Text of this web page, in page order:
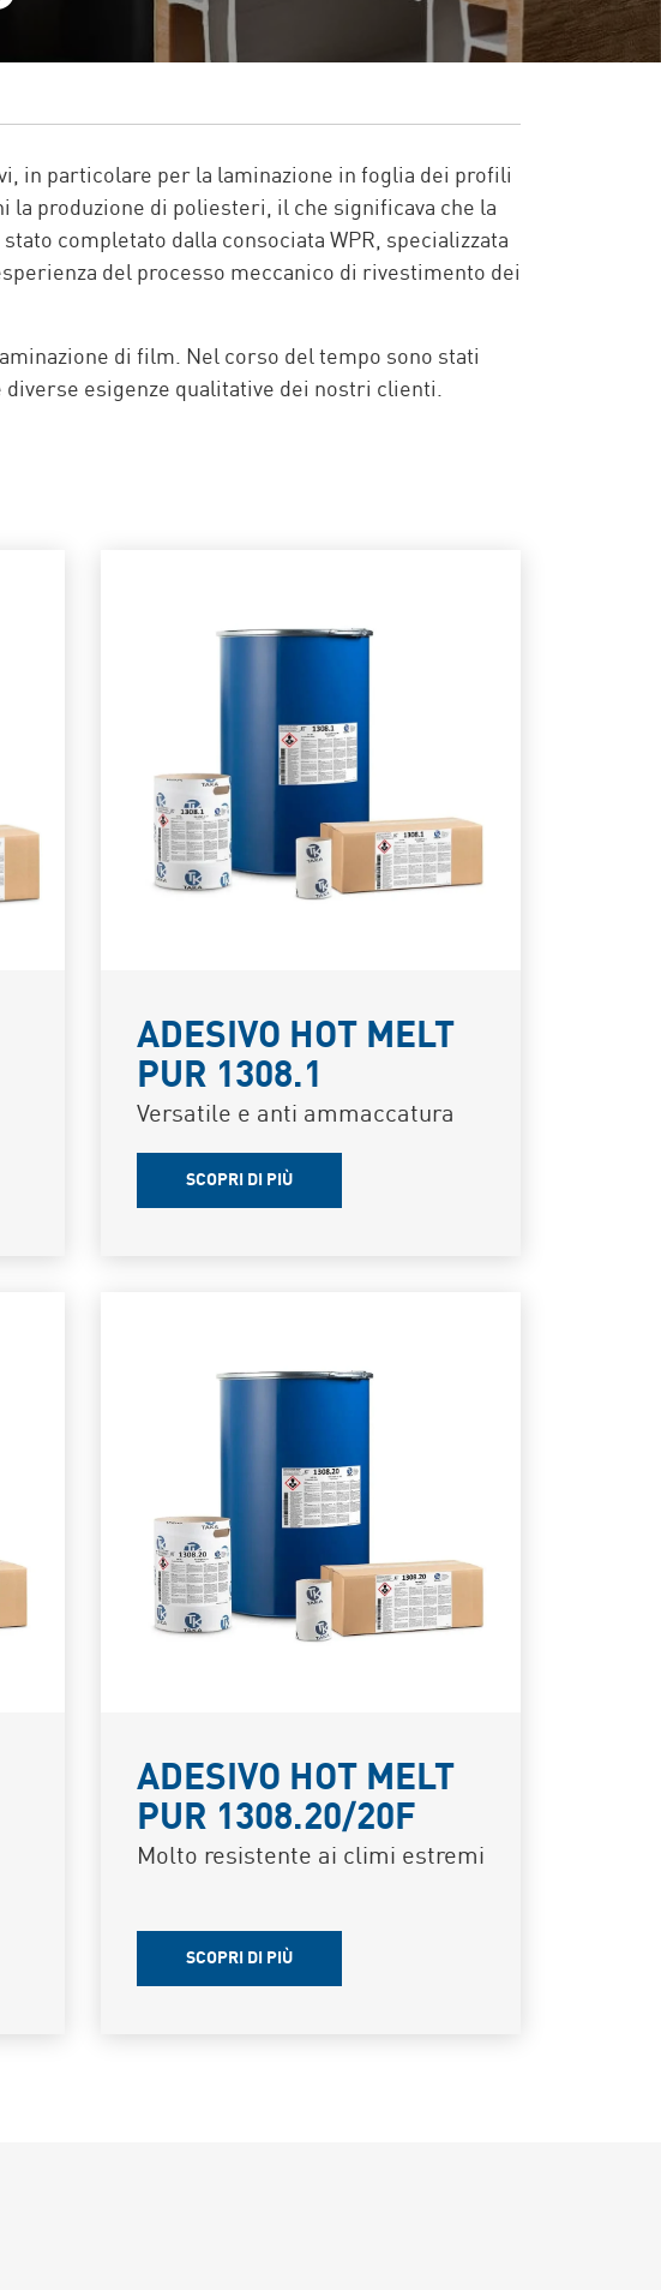
in particolare per la laminazione in foglia dei profili
la produzione di poliesteri, il che significava che la
completato dalla consociata WPR, specializzata
del processo meccanico di rivestimento dei
di film. Nel corso del tempo sono stati
esigenze qualitative dei nostri clienti.
ADESIVO HOT MELT
PUR 1308.1
Versatile e anti ammaccatura
SCOPRI DI PIÙ
ADESIVO HOT MELT
PUR 1308.20/20F
Molto resistente ai climi estremi
SCOPRI DI PIÙ